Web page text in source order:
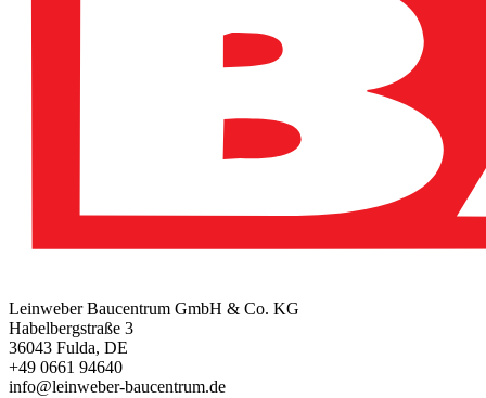
Leinweber Baucentrum GmbH & Co. KG
Habelbergstraße 3
36043 Fulda, DE
+49 0661 94640
info@leinweber-baucentrum.de